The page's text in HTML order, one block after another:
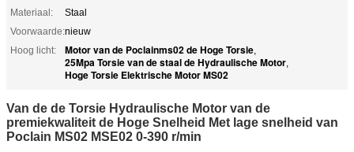
Materiaal:
Staal
Voorwaarde:nieuw
Hoog licht:
Motor van de Poclainms02 de Hoge Torsie,
25Mpa Torsie van de staal de Hydraulische Motor,
Hoge Torsie Elektrische Motor MS02
Van de de Torsie Hydraulische Motor van de
premiekwaliteit de Hoge Snelheid Met lage snelheid van
Poclain MS02 MSE02 0-390 r/min